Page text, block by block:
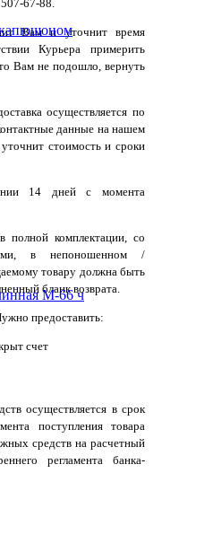
67-88.
Вам и уточнит время
Курьера примерить
Вам не подошло, вернуть
осуществляется по
данные на нашем
стоимость и сроки
14 дней с момента
полной комплектации, со
в непоношенном /
товару должна быть
бланк возврата.
предоставить:
счет
осуществляется в срок
поступления товара
средств на расчетный
регламента банка-